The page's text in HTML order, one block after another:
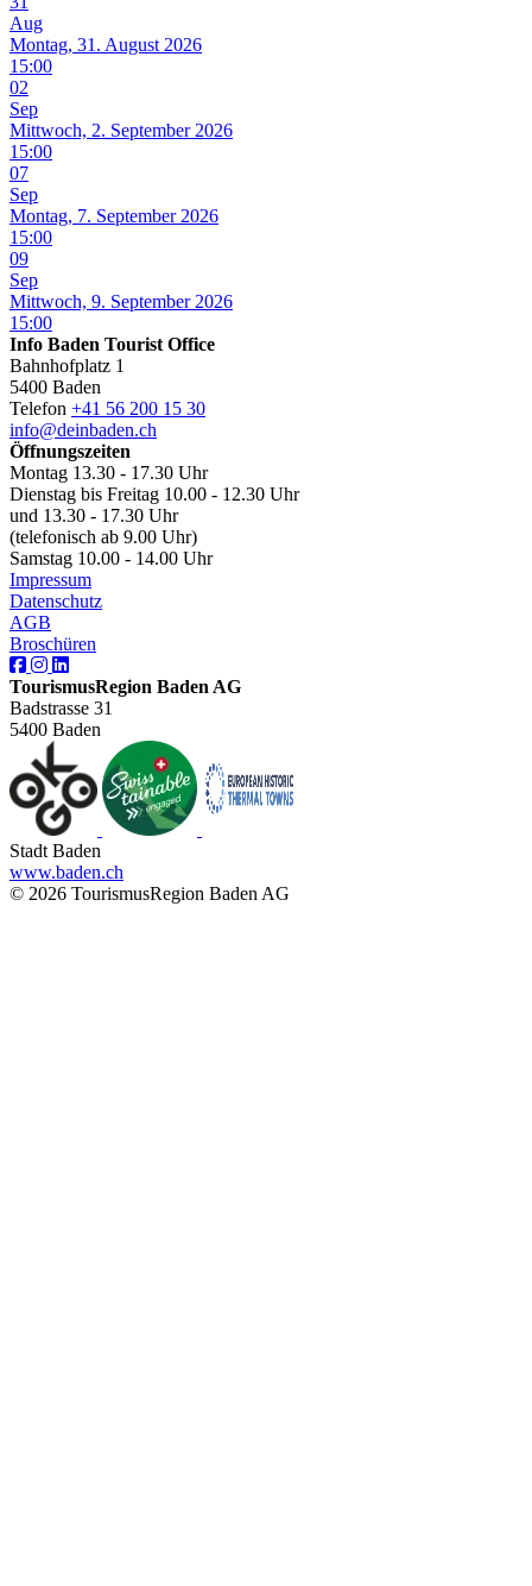
Aug
Montag, 31. August 2026
15:00
02
Sep
Mittwoch, 2. September 2026
15:00
07
Sep
Montag, 7. September 2026
15:00
09
Sep
Mittwoch, 9. September 2026
15:00
Info Baden Tourist Office
Bahnhofplatz 1
5400 Baden
Telefon +41 56 200 15 30
info@deinbaden.ch
Öffnungszeiten
Montag 13.30 - 17.30 Uhr
Dienstag bis Freitag 10.00 - 12.30 Uhr
und 13.30 - 17.30 Uhr
(telefonisch ab 9.00 Uhr)
Samstag 10.00 - 14.00 Uhr
Impressum
Datenschutz
AGB
Broschüren
TourismusRegion Baden AG
Badstrasse 31
5400 Baden
Stadt Baden
www.baden.ch
© 2026 TourismusRegion Baden AG